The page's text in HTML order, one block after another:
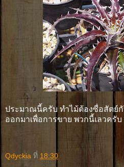
ประมาณนี้ครับ ทำไม้ต้องซื่อสัตย์กั
ออกมาเพื่อการขาย พวกนี้เลวครับ
Qdyckia ที่ 18:30